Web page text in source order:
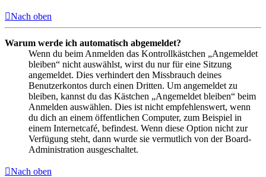
Nach oben
Warum werde ich automatisch abgemeldet?
Wenn du beim Anmelden das Kontrollkästchen „Angemeldet
bleiben“ nicht auswählst, wirst du nur für eine Sitzung
angemeldet. Dies verhindert den Missbrauch deines
Benutzerkontos durch einen Dritten. Um angemeldet zu
bleiben, kannst du das Kästchen „Angemeldet bleiben“ beim
Anmelden auswählen. Dies ist nicht empfehlenswert, wenn
du dich an einem öffentlichen Computer, zum Beispiel in
einem Internetcafé, befindest. Wenn diese Option nicht zur
Verfügung steht, dann wurde sie vermutlich von der Board-
Administration ausgeschaltet.
Nach oben